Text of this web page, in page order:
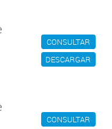
CONSULTAR
DESCARGAR
CONSULTAR